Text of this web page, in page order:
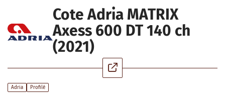
Cote Adria MATRIX
Axess 600 DT 140 ch
(2021)
Adria Profilé